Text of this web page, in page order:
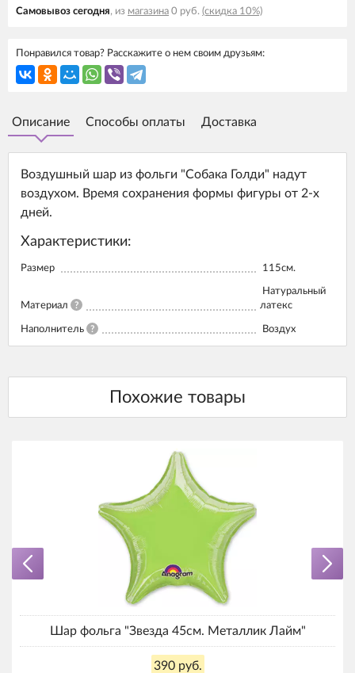
Самовывоз cегодня, из магазина 0 руб. (скидка 10%)
Понравился товар? Расскажите о нем своим друзьям:
Описание Способы оплаты Доставка
Воздушный шар из фольги "Собака Голди" надут
воздухом. Время сохранения формы фигуры от 2-х
дней.
Характеристики:
Размер 115см.
Материал ?
Натуральный
латекс
Наполнитель ? Воздух
Шар фольга "Звезда 45см. Металлик Лайм"
390 руб.